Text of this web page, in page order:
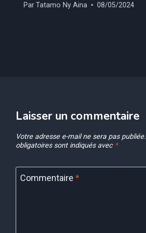
ParTatamo Ny Aina 08/05/2024
Laisser un commentaire
Votre adresse e-mail ne sera pas publiée.
obligatoires sont indiqués avec *
Commentaire *